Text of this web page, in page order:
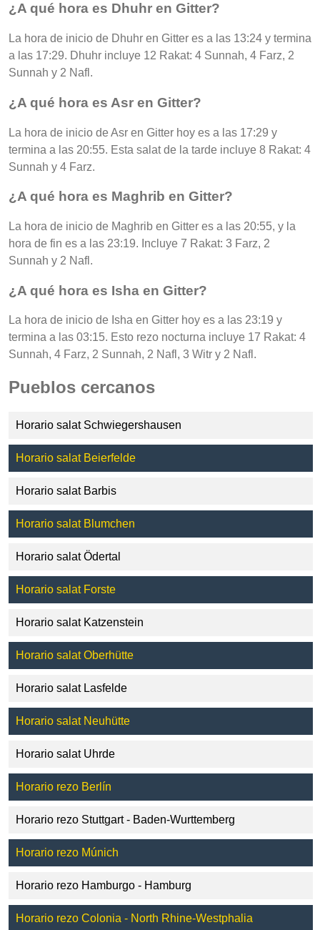
¿A qué hora es Dhuhr en Gitter?
La hora de inicio de Dhuhr en Gitter es a las 13:24 y termina
a las 17:29. Dhuhr incluye 12 Rakat: 4 Sunnah, 4 Farz, 2
Sunnah y 2 Nafl.
¿A qué hora es Asr en Gitter?
La hora de inicio de Asr en Gitter hoy es a las 17:29 y
termina a las 20:55. Esta salat de la tarde incluye 8 Rakat: 4
Sunnah y 4 Farz.
¿A qué hora es Maghrib en Gitter?
La hora de inicio de Maghrib en Gitter es a las 20:55, y la
hora de fin es a las 23:19. Incluye 7 Rakat: 3 Farz, 2
Sunnah y 2 Nafl.
¿A qué hora es Isha en Gitter?
La hora de inicio de Isha en Gitter hoy es a las 23:19 y
termina a las 03:15. Esto rezo nocturna incluye 17 Rakat: 4
Sunnah, 4 Farz, 2 Sunnah, 2 Nafl, 3 Witr y 2 Nafl.
Pueblos cercanos
Horario salat Schwiegershausen
Horario salat Beierfelde
Horario salat Barbis
Horario salat Blumchen
Horario salat Ödertal
Horario salat Forste
Horario salat Katzenstein
Horario salat Oberhütte
Horario salat Lasfelde
Horario salat Neuhütte
Horario salat Uhrde
Horario rezo Berlín
Horario rezo Stuttgart - Baden-Wurttemberg
Horario rezo Múnich
Horario rezo Hamburgo - Hamburg
Horario rezo Colonia - North Rhine-Westphalia